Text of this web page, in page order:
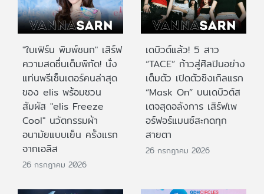
"ใบเฟิร์น พิมพ์ชนก" เสิร์ฟ
ความสดชื่นเต็มพิกัด! นั่ง
แท่นพรีเซ็นเตอร์คนล่าสุด
ของ elis พร้อมชวน
สัมผัส "elis Freeze
Cool" นวัตกรรมผ้า
อนามัยแบบเย็น ครั้งแรก
จากเอลิส
26 กรกฎาคม 2026
เดบิวต์แล้ว! 5 สาว
“TACE” ก้าวสู่ศิลปินอย่าง
เต็มตัว เปิดตัวซิงเกิลแรก
“Mask On” บนเดบิวต์ส
เตจสุดอลังการ เสิร์ฟเพ
อร์ฟอร์แมนซ์สะกดทุก
สายตา
26 กรกฎาคม 2026